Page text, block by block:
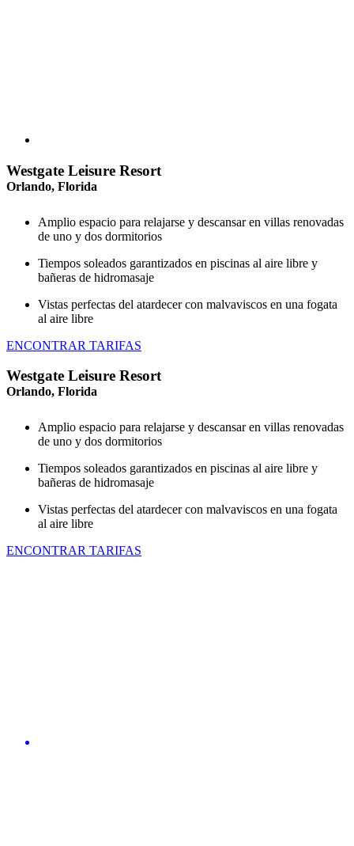
Westgate Leisure Resort
Orlando, Florida
Amplio espacio para relajarse y descansar en villas renovadas
de uno y dos dormitorios
Tiempos soleados garantizados en piscinas al aire libre y
bañeras de hidromasaje
Vistas perfectas del atardecer con malvaviscos en una fogata
al aire libre
ENCONTRAR TARIFAS
Westgate Leisure Resort
Orlando, Florida
Amplio espacio para relajarse y descansar en villas renovadas
de uno y dos dormitorios
Tiempos soleados garantizados en piscinas al aire libre y
bañeras de hidromasaje
Vistas perfectas del atardecer con malvaviscos en una fogata
al aire libre
ENCONTRAR TARIFAS